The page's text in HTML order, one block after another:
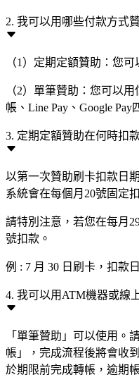
2. 我可以用哪些付款方式
（1）定期定額贊助：您
（2）單筆贊助：您可以
帳、Line Pay、Google Pay
3. 定期定額贊助在何時扣
以第一次贊助刷卡扣款日
系統會在每個月20號固定
請特別注意，若您在每月
號扣款。
例 : 7 月 30 日刷卡，扣款
4. 我可以用ATM機器或線
「單筆贊助」可以使用。
帳」，完成流程後將會收
於期限前完成轉帳，逾期